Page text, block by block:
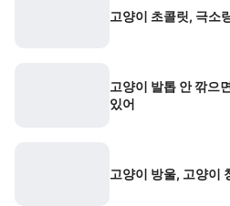
고양이 초콜릿, 극소
고양이 발톱 안 깎으
있어
고양이 방울, 고양이